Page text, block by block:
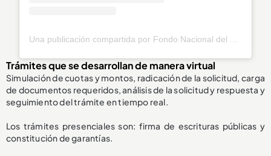
Una publicación compartida por Fondo Nacional del Ahorro (@fnaahorro)
Trámites que se desarrollan de manera virtual
Simulación de cuotas y montos, radicación de la solicitud, carga
de documentos requeridos, análisis de la solicitud y respuesta y
seguimiento del trámite en tiempo real.
Los trámites presenciales son: firma de escrituras públicas y
constitución de garantías.